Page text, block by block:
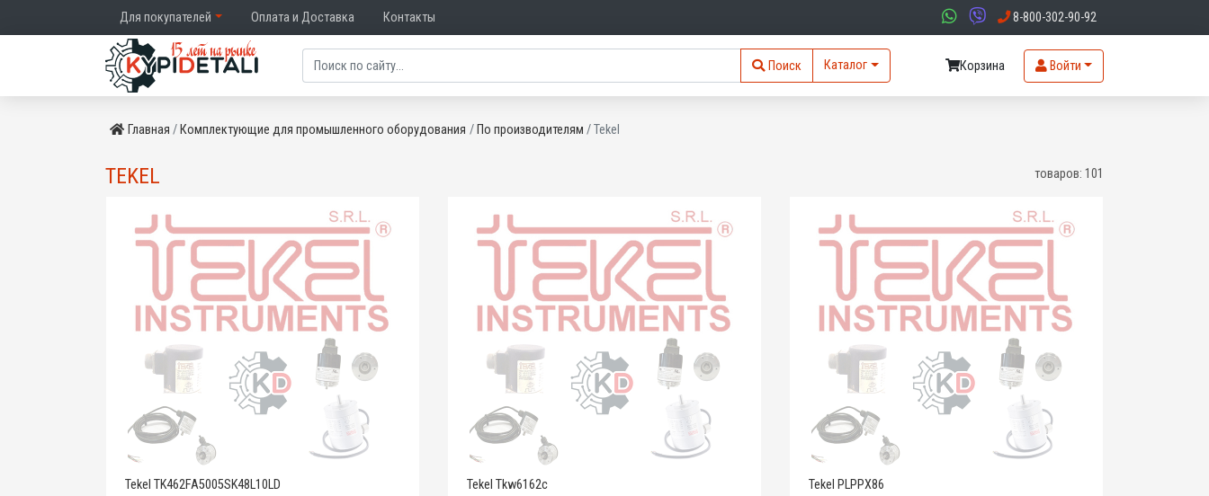
Для покупателей Оплата и Доставка Контакты 8-800-302-90-92
Поиск Каталог Корзина Войти
Главная Комплектующие для промышленного оборудования По производителям Tekel
TEKEL товаров: 101
Tekel TK462FA5005SK48L10LD Tekel Tkw6162c Tekel PLPPX86